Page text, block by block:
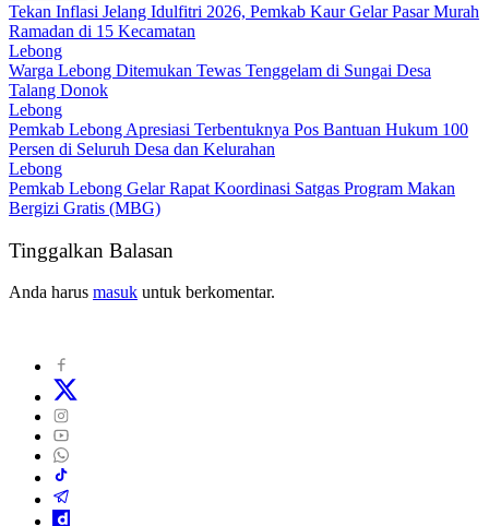
Tekan Inflasi Jelang Idulfitri 2026, Pemkab Kaur Gelar Pasar Murah
Ramadan di 15 Kecamatan
Lebong
Warga Lebong Ditemukan Tewas Tenggelam di Sungai Desa
Talang Donok
Lebong
Pemkab Lebong Apresiasi Terbentuknya Pos Bantuan Hukum 100
Persen di Seluruh Desa dan Kelurahan
Lebong
Pemkab Lebong Gelar Rapat Koordinasi Satgas Program Makan
Bergizi Gratis (MBG)
Tinggalkan Balasan
Anda harus masuk untuk berkomentar.